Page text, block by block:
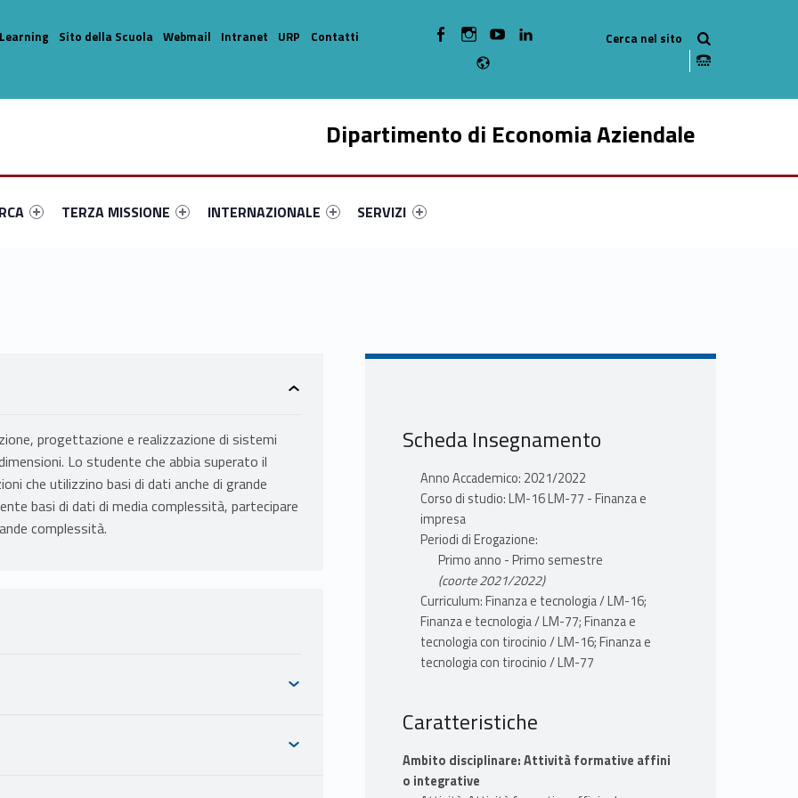
Dipartimento di Economia Aziendale
primary-64756-14
#link-menu-primary-39808-33
Link identifier #link-menu-primary-80160-44
TERZA MISSIONE
Link identifier #link-menu-primary-78318-49
INTERNAZIONALE
Link identifier #link-menu-primary-3230-59
SERVIZI
Sito della Scuola Webmail Intranet URP
Contatti
WebMan on Facebook
WebMan on Instagram
WebMan on Youtube
progettazione e realizzazione di sistemi
Lo studente che abbia superato il
che utilizzino basi di dati anche di grande
basi di dati di media complessità, partecipare
complessità.
Scheda Insegnamento
Anno Accademico: 2021/2022
Corso di studio: LM-16 LM-77 - Finanza e
impresa
Periodi di Erogazione:
Primo anno - Primo semestre
(coorte 2021/2022)
Curriculum: Finanza e tecnologia / LM-16;
Finanza e tecnologia / LM-77; Finanza e
tecnologia con tirocinio / LM-16; Finanza e
tecnologia con tirocinio / LM-77
Caratteristiche
Ambito disciplinare: Attività formative affini
o integrative